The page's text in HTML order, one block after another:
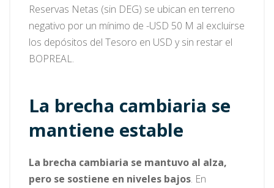
Reservas Netas (sin DEG) se ubican en terreno
negativo por un mínimo de -USD 50 M al excluirse
los depósitos del Tesoro en USD y sin restar el
BOPREAL.
La brecha cambiaria se
mantiene estable
La brecha cambiaria se mantuvo al alza,
pero se sostiene en niveles bajos. En